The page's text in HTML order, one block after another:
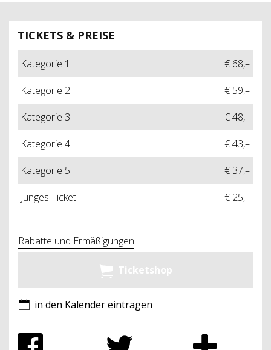
TICKETS & PREISE
Kategorie 1
€ 68,–
Kategorie 2
€ 59,–
Kategorie 3
€ 48,–
Kategorie 4
€ 43,–
Kategorie 5
€ 37,–
Junges Ticket
€ 25,–
Rabatte und Ermäßigungen
Ticketshop
in den Kalender eintragen